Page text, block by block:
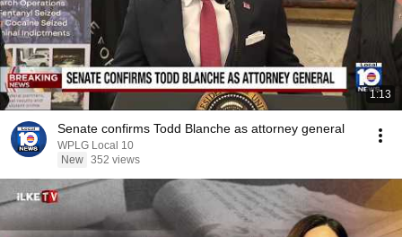
1:13
Senate confirms Todd Blanche as attorney general
WPLG Local 10
New 352 views